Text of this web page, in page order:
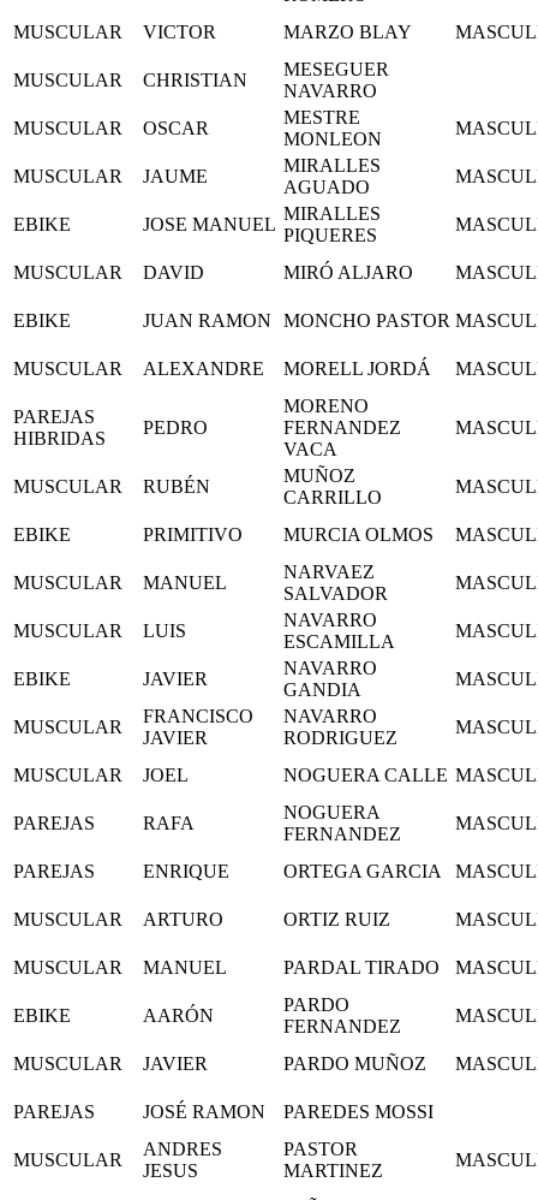
MUSCULAR
VICTOR MARZO BLAY
MUSCULAR CHRISTIAN
MESEGUER
NAVARRO
MUSCULAR
OSCAR
MESTRE
MONLEON
MUSCULAR JAUME
MIRALLES
AGUADO
EBIKE JOSE MANUEL
MIRALLES
PIQUERES
MUSCULAR DAVID MIRÓ ALJARO
EBIKE JUAN RAMON MONCHO PASTOR
MUSCULAR ALEXANDRE MORELL JORDÁ
PAREJAS
HIBRIDAS
PEDRO
MORENO
FERNANDEZ
VACA
MUSCULAR RUBÉN
MUÑOZ
CARRILLO
EBIKE PRIMITIVO MURCIA OLMOS
MUSCULAR MANUEL
NARVAEZ
SALVADOR
MUSCULAR LUIS
NAVARRO
ESCAMILLA
EBIKE JAVIER
NAVARRO
GANDIA
MUSCULAR
FRANCISCO
JAVIER
NAVARRO
RODRIGUEZ
MUSCULAR JOEL NOGUERA CALLE
PAREJAS RAFA
NOGUERA
FERNANDEZ
PAREJAS ENRIQUE ORTEGA GARCIA
MUSCULAR ARTURO ORTIZ RUIZ
MUSCULAR MANUEL PARDAL TIRADO
EBIKE AARÓN
PARDO
FERNANDEZ
MUSCULAR JAVIER PARDO MUÑOZ
PAREJAS JOSÉ RAMON PAREDES MOSSI
MUSCULAR
ANDRES
JESUS
PASTOR
MARTINEZ